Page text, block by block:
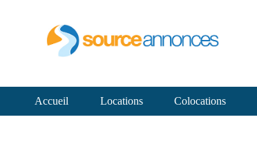
Accueil Locations Colocations